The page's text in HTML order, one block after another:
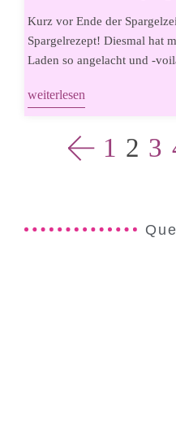
Kurz vor Ende der
Spargelrezept! Diesmal hat
Laden so angelacht und -
weiterlesen
1 2 3